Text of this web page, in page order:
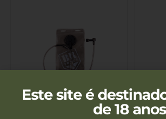
Este site é
de 18